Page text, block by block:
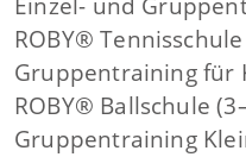
ROBY®
Gruppentraining für
ROBY® Ballschule
Gruppentraining